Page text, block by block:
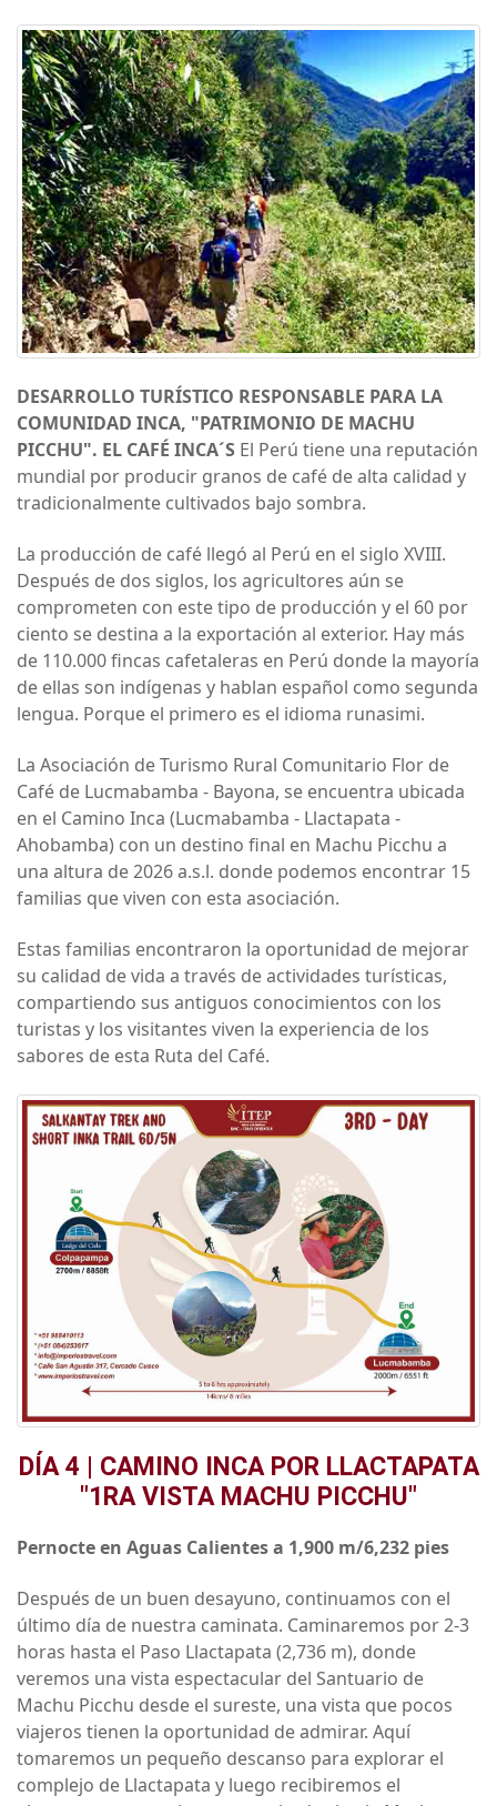
DESARROLLO TURÍSTICO RESPONSABLE PARA LA
COMUNIDAD INCA, "PATRIMONIO DE MACHU
PICCHU". EL CAFÉ INCA´S El Perú tiene una reputación
mundial por producir granos de café de alta calidad y
tradicionalmente cultivados bajo sombra.
La producción de café llegó al Perú en el siglo XVIII.
Después de dos siglos, los agricultores aún se
comprometen con este tipo de producción y el 60 por
ciento se destina a la exportación al exterior. Hay más
de 110.000 fincas cafetaleras en Perú donde la mayoría
de ellas son indígenas y hablan español como segunda
lengua. Porque el primero es el idioma runasimi.
La Asociación de Turismo Rural Comunitario Flor de
Café de Lucmabamba - Bayona, se encuentra ubicada
en el Camino Inca (Lucmabamba - Llactapata -
Ahobamba) con un destino final en Machu Picchu a
una altura de 2026 a.s.l. donde podemos encontrar 15
familias que viven con esta asociación.
Estas familias encontraron la oportunidad de mejorar
su calidad de vida a través de actividades turísticas,
compartiendo sus antiguos conocimientos con los
turistas y los visitantes viven la experiencia de los
sabores de esta Ruta del Café.
DÍA 4 | CAMINO INCA POR LLACTAPATA
"1RA VISTA MACHU PICCHU"
Pernocte en Aguas Calientes a 1,900 m/6,232 pies
Después de un buen desayuno, continuamos con el
último día de nuestra caminata. Caminaremos por 2-3
horas hasta el Paso Llactapata (2,736 m), donde
veremos una vista espectacular del Santuario de
Machu Picchu desde el sureste, una vista que pocos
viajeros tienen la oportunidad de admirar. Aquí
tomaremos un pequeño descanso para explorar el
complejo de Llactapata y luego recibiremos el